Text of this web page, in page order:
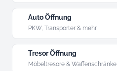
Auto Öffnung
PKW, Transporter & mehr
Tresor Öffnung
Möbeltresore & Waffenschränke